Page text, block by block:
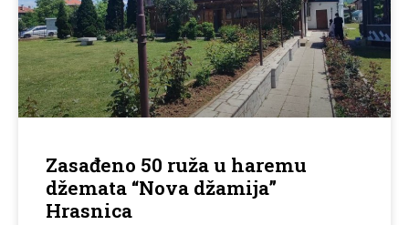
Zasađeno 50 ruža u haremu
džemata “Nova džamija”
Hrasnica